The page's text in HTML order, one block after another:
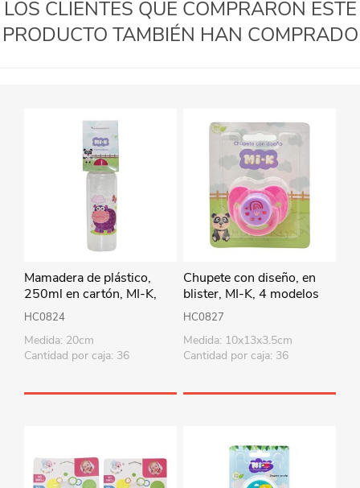
LOS CLIENTES QUE COMPRARON ESTE
PRODUCTO TAMBIÉN HAN COMPRADO
Mamadera de plástico,
250ml en cartón, MI-K,
varios diseños
HC0824
Medida: 20cm
Cantidad por caja: 36
Chupete con diseño, en
blister, MI-K, 4 modelos
HC0827
Medida: 10x13x3.5cm
Cantidad por caja: 36